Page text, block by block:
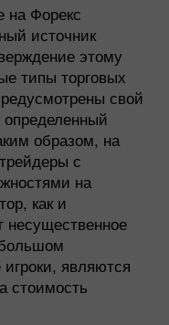
на Форекс
источник
этому
типы торговых
свой
определенный
образом, на
с
на
как и
несущественное
являются
стоимость